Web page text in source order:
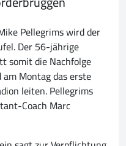
Pellegrims wird der
Der 56-jährige
somit die Nachfolge
Montag das erste
leiten. Pellegrims
Coach Marc